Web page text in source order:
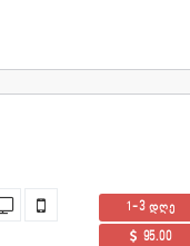
1-3 დღე
95.00